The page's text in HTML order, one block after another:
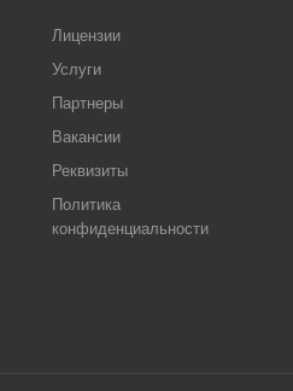
Лицензии
Услуги
Партнеры
Вакансии
Реквизиты
Политика
конфиденциальности